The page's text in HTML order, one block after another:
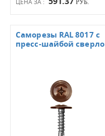
ЦЕНА ЗА : РУБ.
Саморезы RAL 8017 с
пресс-шайбой сверло